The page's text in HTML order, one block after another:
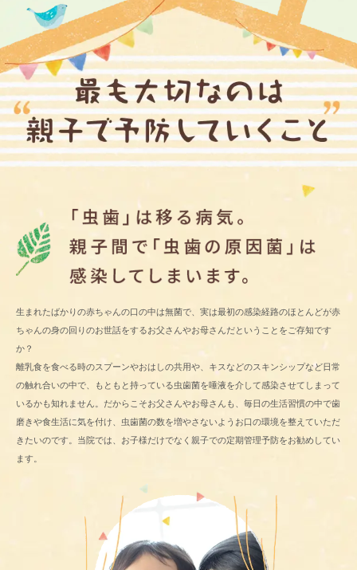
生まれたばかりの赤ちゃんの口の中は無菌で、実は最初の感染経路のほとんどが赤
ちゃんの身の回りのお世話をするお父さんやお母さんだということをご存知です
か？
離乳食を食べる時のスプーンやおはしの共用や、キスなどのスキンシップなど日常
の触れ合いの中で、もともと持っている虫歯菌を唾液を介して感染させてしまって
いるかも知れません。だからこそお父さんやお母さんも、毎日の生活習慣の中で歯
磨きや食生活に気を付け、虫歯菌の数を増やさないようお口の環境を整えていただ
きたいのです。当院では、お子様だけでなく親子での定期管理予防をお勧めしてい
ます。